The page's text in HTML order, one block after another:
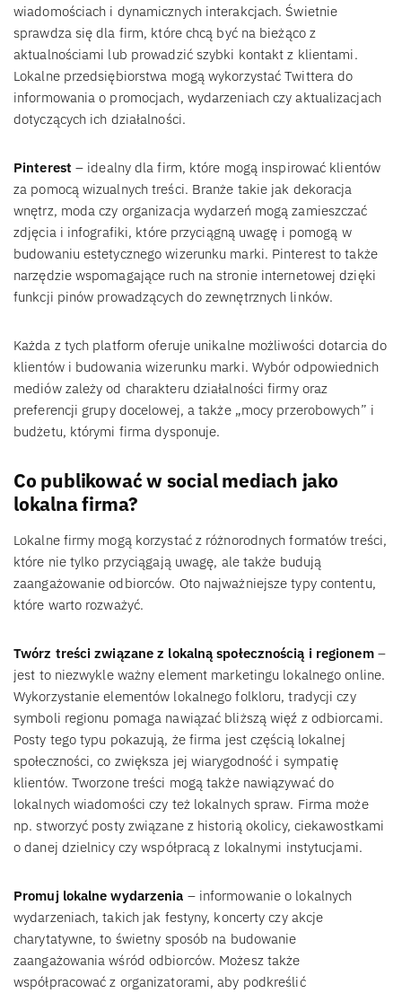
wiadomościach i dynamicznych interakcjach. Świetnie
sprawdza się dla firm, które chcą być na bieżąco z
aktualnościami lub prowadzić szybki kontakt z klientami.
Lokalne przedsiębiorstwa mogą wykorzystać Twittera do
informowania o promocjach, wydarzeniach czy aktualizacjach
dotyczących ich działalności.
Pinterest – idealny dla firm, które mogą inspirować klientów
za pomocą wizualnych treści. Branże takie jak dekoracja
wnętrz, moda czy organizacja wydarzeń mogą zamieszczać
zdjęcia i infografiki, które przyciągną uwagę i pomogą w
budowaniu estetycznego wizerunku marki. Pinterest to także
narzędzie wspomagające ruch na stronie internetowej dzięki
funkcji pinów prowadzących do zewnętrznych linków.
Każda z tych platform oferuje unikalne możliwości dotarcia do
klientów i budowania wizerunku marki. Wybór odpowiednich
mediów zależy od charakteru działalności firmy oraz
preferencji grupy docelowej, a także „mocy przerobowych” i
budżetu, którymi firma dysponuje.
Co publikować w social mediach jako
lokalna firma?
Lokalne firmy mogą korzystać z różnorodnych formatów treści,
które nie tylko przyciągają uwagę, ale także budują
zaangażowanie odbiorców. Oto najważniejsze typy contentu,
które warto rozważyć.
Twórz treści związane z lokalną społecznością i regionem –
jest to niezwykle ważny element marketingu lokalnego online.
Wykorzystanie elementów lokalnego folkloru, tradycji czy
symboli regionu pomaga nawiązać bliższą więź z odbiorcami.
Posty tego typu pokazują, że firma jest częścią lokalnej
społeczności, co zwiększa jej wiarygodność i sympatię
klientów. Tworzone treści mogą także nawiązywać do
lokalnych wiadomości czy też lokalnych spraw. Firma może
np. stworzyć posty związane z historią okolicy, ciekawostkami
o danej dzielnicy czy współpracą z lokalnymi instytucjami.
Promuj lokalne wydarzenia – informowanie o lokalnych
wydarzeniach, takich jak festyny, koncerty czy akcje
charytatywne, to świetny sposób na budowanie
zaangażowania wśród odbiorców. Możesz także
współpracować z organizatorami, aby podkreślić